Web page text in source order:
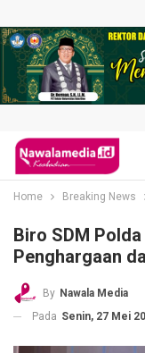
Home Breaking News
Biro SDM
Penghargaan
By Nawala Media
Pada Senin, 27 Mei